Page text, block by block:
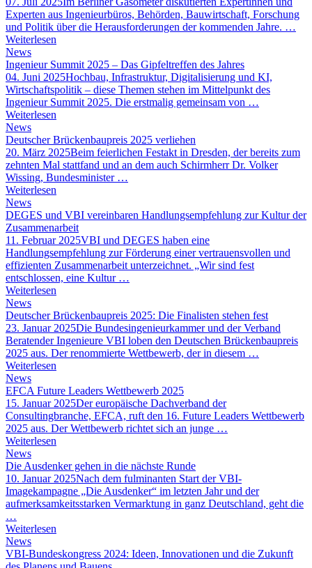
Experten aus Ingenieurbüros, Behörden, Bauwirtschaft, Forschung
und Politik über die Herausforderungen der kommenden Jahre. …
Weiterlesen
News
Ingenieur Summit 2025 – Das Gipfeltreffen des Jahres
04. Juni 2025Hochbau, Infrastruktur, Digitalisierung und KI,
Wirtschaftspolitik – diese Themen stehen im Mittelpunkt des
Ingenieur Summit 2025. Die erstmalig gemeinsam von …
Weiterlesen
News
Deutscher Brückenbaupreis 2025 verliehen
20. März 2025Beim feierlichen Festakt in Dresden, der bereits zum
zehnten Mal stattfand und an dem auch Schirmherr Dr. Volker
Wissing, Bundesminister …
Weiterlesen
News
DEGES und VBI vereinbaren Handlungsempfehlung zur Kultur der
Zusammenarbeit
11. Februar 2025VBI und DEGES haben eine
Handlungsempfehlung zur Förderung einer vertrauensvollen und
effizienten Zusammenarbeit unterzeichnet. „Wir sind fest
entschlossen, eine Kultur …
Weiterlesen
News
Deutscher Brückenbaupreis 2025: Die Finalisten stehen fest
23. Januar 2025Die Bundesingenieurkammer und der Verband
Beratender Ingenieure VBI loben den Deutschen Brückenbaupreis
2025 aus. Der renommierte Wettbewerb, der in diesem …
Weiterlesen
News
EFCA Future Leaders Wettbewerb 2025
15. Januar 2025Der europäische Dachverband der
Consultingbranche, EFCA, ruft den 16. Future Leaders Wettbewerb
2025 aus. Der Wettbewerb richtet sich an junge …
Weiterlesen
News
Die Ausdenker gehen in die nächste Runde
10. Januar 2025Nach dem fulminanten Start der VBI-
Imagekampagne „Die Ausdenker“ im letzten Jahr und der
aufmerksamkeitsstarken Vermarktung in ganz Deutschland, geht die
…
Weiterlesen
News
VBI-Bundeskongress 2024: Ideen, Innovationen und die Zukunft